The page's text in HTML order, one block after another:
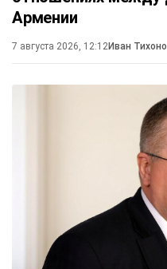
Армении
7 августа 2026, 12:12Иван